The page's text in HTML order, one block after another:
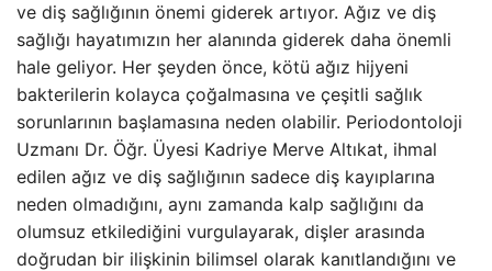
ve diş sağlığının önemi giderek artıyor. Ağız ve diş
sağlığı hayatımızın her alanında giderek daha önemli
hale geliyor. Her şeyden önce, kötü ağız hijyeni
bakterilerin kolayca çoğalmasına ve çeşitli sağlık
sorunlarının başlamasına neden olabilir. Periodontoloji
Uzmanı Dr. Öğr. Üyesi Kadriye Merve Altıkat, ihmal
edilen ağız ve diş sağlığının sadece diş kayıplarına
neden olmadığını, aynı zamanda kalp sağlığını da
olumsuz etkilediğini vurgulayarak, dişler arasında
doğrudan bir ilişkinin bilimsel olarak kanıtlandığını ve